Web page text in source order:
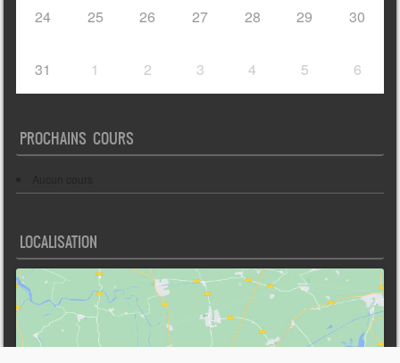
24 25 26 27 28 29 30
31 1 2 3 4 5 6
PROCHAINS COURS
LOCALISATION